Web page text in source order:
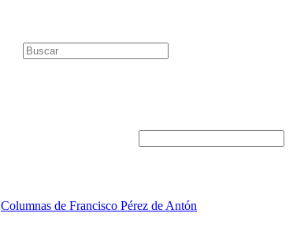
Columnas de Francisco Pérez de Antón